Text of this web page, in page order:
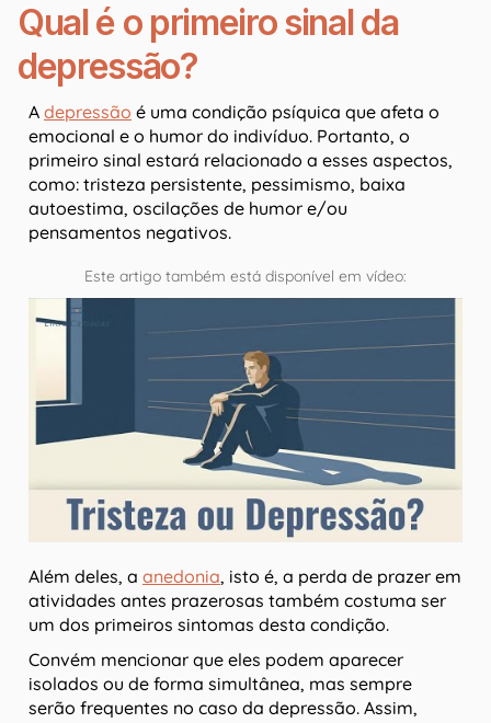
Qual é o primeiro sinal da
depressão?
A depressão é uma condição psíquica que afeta o
emocional e o humor do indivíduo. Portanto, o
primeiro sinal estará relacionado a esses aspectos,
como: tristeza persistente, pessimismo, baixa
autoestima, oscilações de humor e/ou
pensamentos negativos.
Este artigo também está disponível em vídeo:
Além deles, a anedonia, isto é, a perda de prazer em
atividades antes prazerosas também costuma ser
um dos primeiros sintomas desta condição.
Convém mencionar que eles podem aparecer
isolados ou de forma simultânea, mas sempre
serão frequentes no caso da depressão. Assim,